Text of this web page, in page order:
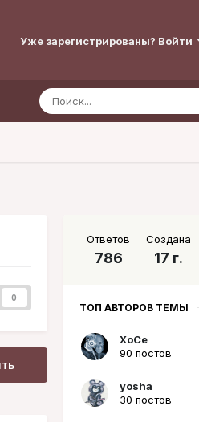
Уже зарегистрированы? Войти
0
Ответов
786
Создана
17 г.
ТОП АВТОРОВ ТЕМЫ
XoCe
90 постов
yosha
30 постов